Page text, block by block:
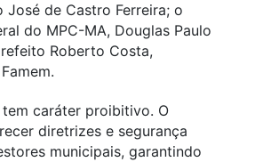
José de Castro Ferreira; o
do MPC-MA, Douglas Paulo
Roberto Costa,
caráter proibitivo. O
diretrizes e segurança
municipais, garantindo